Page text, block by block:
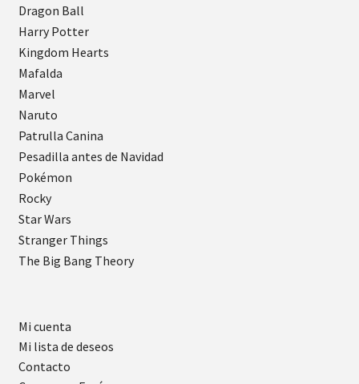
Dragon Ball
Harry Potter
Kingdom Hearts
Mafalda
Marvel
Naruto
Patrulla Canina
Pesadilla antes de Navidad
Pokémon
Rocky
Star Wars
Stranger Things
The Big Bang Theory
Mi cuenta
Mi lista de deseos
Contacto